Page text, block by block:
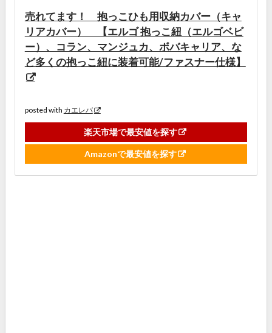
売れてます！ 抱っこひも用収納カバー（キャ
リアカバー） 【エルゴ 抱っこ紐（エルゴベビ
ー）、コラン、マンジュカ、ボバキャリア、な
ど多くの抱っこ紐に装着可能/ファスナー仕様】
posted with カエレバ
楽天市場で最安値を探す
Amazonで最安値を探す